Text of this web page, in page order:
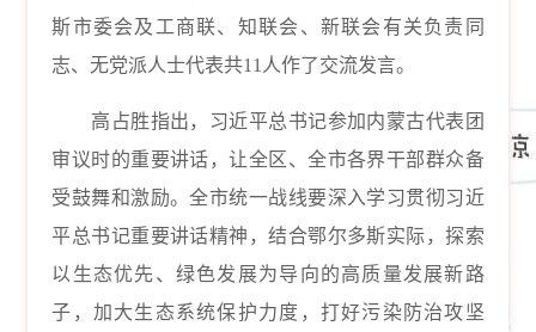
斯市委会及工商联、知联会、新联会有关负责同
志、无党派人士代表共11人作了交流发言。
高占胜指出，习近平总书记参加内蒙古代表团
审议时的重要讲话，让全区、全市各界干部群众备
受鼓舞和激励。全市统一战线要深入学习贯彻习近
平总书记重要讲话精神，结合鄂尔多斯实际，探索
以生态优先、绿色发展为导向的高质量发展新路
子，加大生态系统保护力度，打好污染防治攻坚